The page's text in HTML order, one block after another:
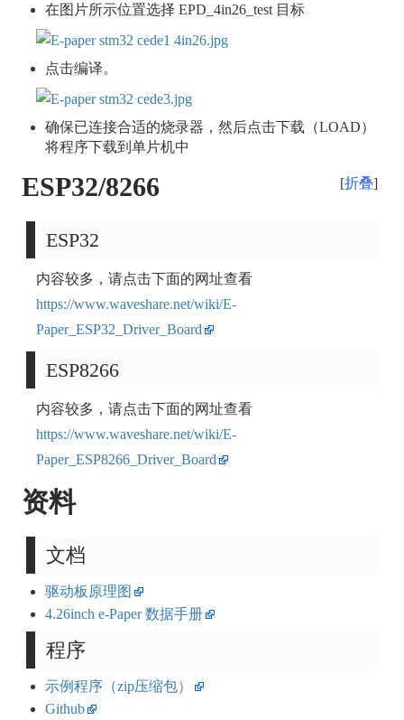
在图片所示位置选择 EPD_4in26_test 目标
点击编译。
确保已连接合适的烧录器，然后点击下载（LOAD）
将程序下载到单片机中
折叠
ESP32/8266
ESP32
内容较多，请点击下面的网址查看
https://www.waveshare.net/wiki/E-
Paper_ESP32_Driver_Board
ESP8266
内容较多，请点击下面的网址查看
https://www.waveshare.net/wiki/E-
Paper_ESP8266_Driver_Board
资料
文档
驱动板原理图
4.26inch e-Paper 数据手册
程序
示例程序（zip压缩包）
Github